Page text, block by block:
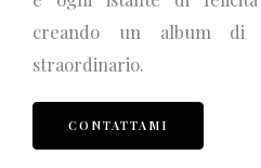
creando un album di
straordinario.
CONTATTAMI